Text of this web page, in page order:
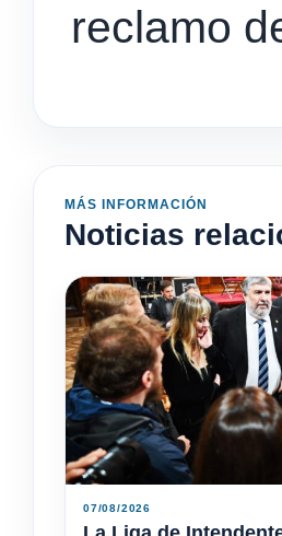
reclamo
MÁS INFORMACIÓN
Noticias
07/08/2026